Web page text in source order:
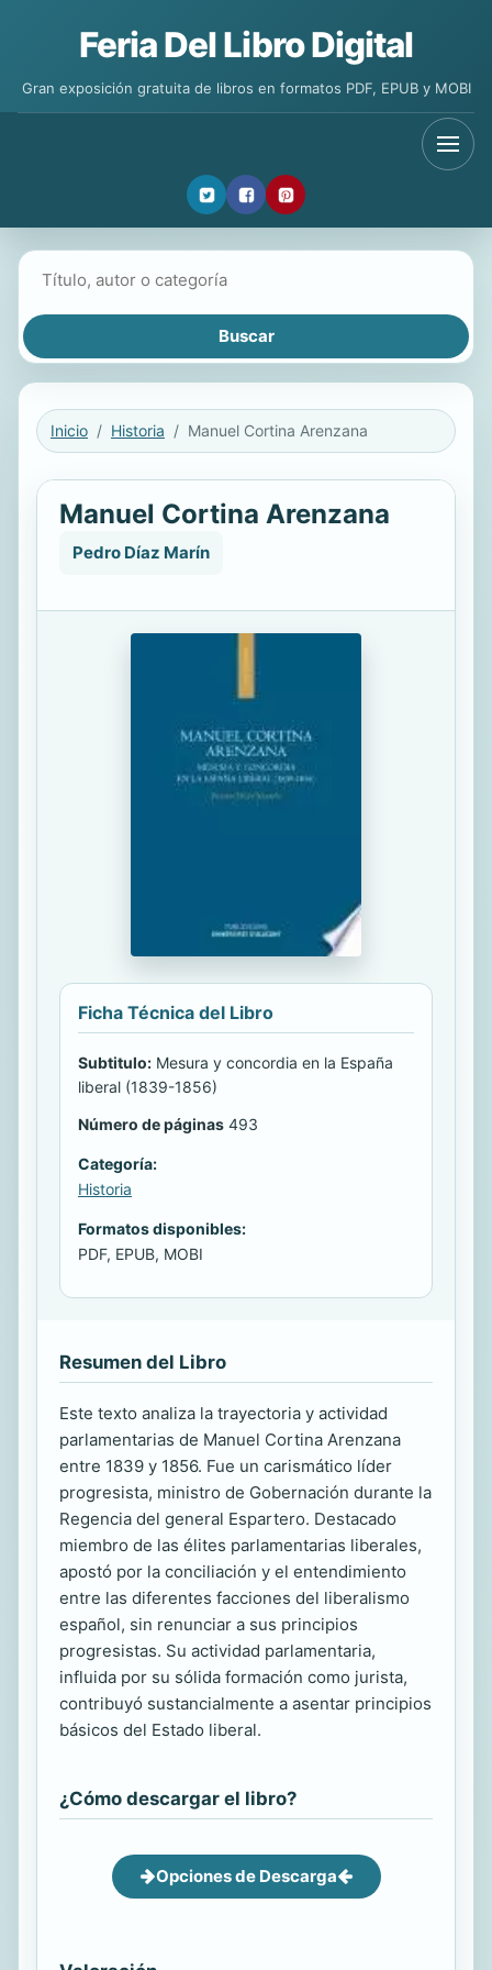
Feria Del Libro Digital
Gran exposición gratuita de libros en formatos PDF, EPUB y MOBI
Inicio Historia Manuel Cortina Arenzana
Manuel Cortina Arenzana
Pedro Díaz Marín
Ficha Técnica del Libro
Subtitulo: Mesura y concordia en la España
liberal (1839-1856)
Número de páginas 493
Categoría:
Historia
Formatos disponibles:
PDF, EPUB, MOBI
Resumen del Libro
Este texto analiza la trayectoria y actividad
parlamentarias de Manuel Cortina Arenzana
entre 1839 y 1856. Fue un carismático líder
progresista, ministro de Gobernación durante la
Regencia del general Espartero. Destacado
miembro de las élites parlamentarias liberales,
apostó por la conciliación y el entendimiento
entre las diferentes facciones del liberalismo
español, sin renunciar a sus principios
progresistas. Su actividad parlamentaria,
influida por su sólida formación como jurista,
contribuyó sustancialmente a asentar principios
básicos del Estado liberal.
¿Cómo descargar el libro?
Opciones de Descarga